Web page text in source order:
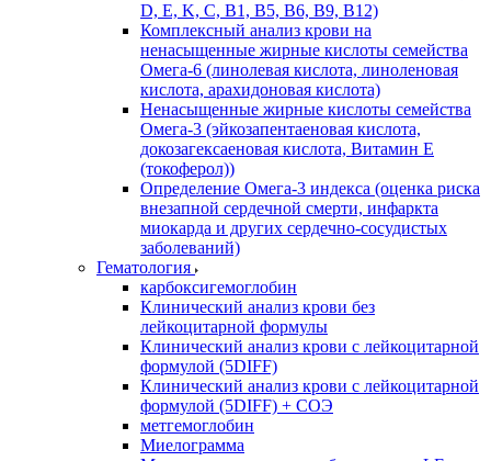
D, E, K, C, B1, B5, B6, В9, B12)
Комплексный анализ крови на
ненасыщенные жирные кислоты семейства
Омега-6 (линолевая кислота, линоленовая
кислота, арахидоновая кислота)
Ненасыщенные жирные кислоты семейства
Омега-3 (эйкозапентаеновая кислота,
докозагексаеновая кислота, Витамин E
(токоферол))
Определение Омега-3 индекса (оценка риска
внезапной сердечной смерти, инфаркта
миокарда и других сердечно-сосудистых
заболеваний)
Гематология
карбоксигемоглобин
Клинический анализ крови без
лейкоцитарной формулы
Клинический анализ крови с лейкоцитарной
формулой (5DIFF)
Клинический анализ крови с лейкоцитарной
формулой (5DIFF) + СОЭ
метгемоглобин
Миелограмма